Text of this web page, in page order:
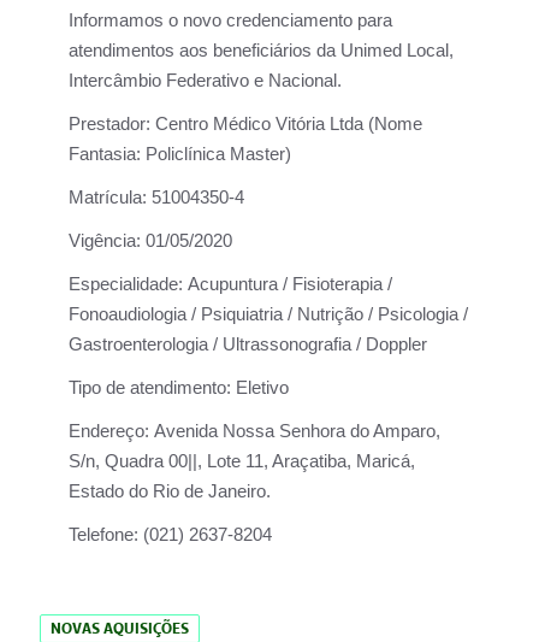
Informamos o novo credenciamento para
atendimentos aos beneficiários da Unimed Local,
Intercâmbio Federativo e Nacional.
Prestador: Centro Médico Vitória Ltda (Nome
Fantasia: Policlínica Master)
Matrícula: 51004350-4
Vigência: 01/05/2020
Especialidade: Acupuntura / Fisioterapia /
Fonoaudiologia / Psiquiatria / Nutrição / Psicologia /
Gastroenterologia / Ultrassonografia / Doppler
Tipo de atendimento: Eletivo
Endereço: Avenida Nossa Senhora do Amparo,
S/n, Quadra 00||, Lote 11, Araçatiba, Maricá,
Estado do Rio de Janeiro.
Telefone: (021) 2637-8204
NOVAS AQUISIÇÕES